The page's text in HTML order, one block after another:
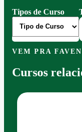
Tipos de Curso
VEM PRA
Cursos